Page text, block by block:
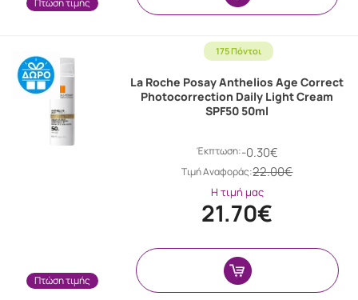
Πτώση τιμής
175 Πόντοι
Πτώση τιμής
La Roche Posay Anthelios Age Correct
Photocorrection Daily Light Cream
SPF50 50ml
Έκπτωση:-0.30€
Tιμή Αναφοράς:22.00€
Η τιμή μας
21.70€